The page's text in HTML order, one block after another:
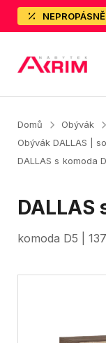
Domů Obývák
Obývák DALLAS |
DALLAS s komoda
DALLAS
komoda D5 |